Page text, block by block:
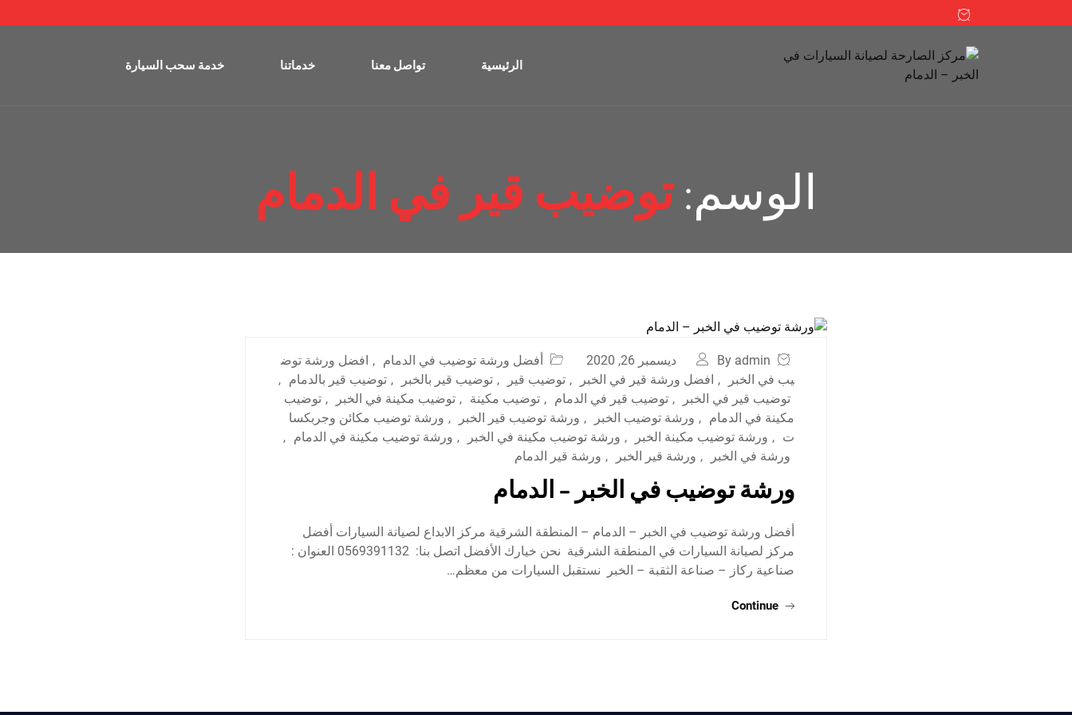
الرئيسية تواصل معنا خدماتنا خدمة سحب السيارة
الوسم:توضيب قير في الدمام
By admin ديسمبر 26, 2020 أفضل ورشة توضيب في الدمام , افضل ورشة توض
يب في الخبر
, افضل ورشة قير في الخبر , توضيب قير , توضيب قير بالخبر , توضيب قير بالدمام ,
توضيب قير في الخبر
, توضيب قير في الدمام , توضيب مكينة , توضيب مكينة في الخبر , توضيب
مكينة في الدمام , ورشة توضيب الخبر , ورشة توضيب قير الخبر , ورشة توضيب مكائن وجربكسا
ت , ورشة توضيب مكينة الخبر , ورشة توضيب مكينة في الخبر , ورشة توضيب مكينة في الدمام ,
ورشة في الخبر
, ورشة قير الخبر , ورشة قير الدمام
ورشة توضيب في الخبر – الدمام
أفضل ورشة توضيب في الخبر – الدمام – المنطقة الشرقية مركز الابداع لصيانة السيارات أفضل
مركز لصيانة السيارات في المنطقة الشرقية نحن خيارك الأفضل اتصل بنا: 0569391132 العنوان :
صناعية ركاز – صناعة الثقبة – الخبر نستقبل السيارات من معظم…
Continue